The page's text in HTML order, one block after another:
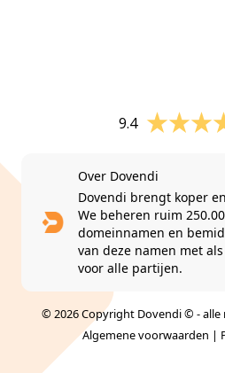
9.4
Over Dovendi
Dovendi brengt koper
We beheren ruim
domeinnamen en
van deze namen met
voor alle partijen.
© 2026 Copyright Dovendi © -
Algemene voorwaarden |